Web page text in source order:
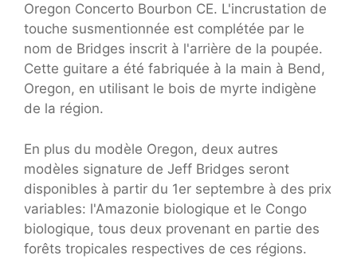
Oregon Concerto Bourbon CE. L'incrustation de
touche susmentionnée est complétée par le
nom de Bridges inscrit à l'arrière de la poupée.
Cette guitare a été fabriquée à la main à Bend,
Oregon, en utilisant le bois de myrte indigène
de la région.
En plus du modèle Oregon, deux autres
modèles signature de Jeff Bridges seront
disponibles à partir du 1er septembre à des prix
variables: l'Amazonie biologique et le Congo
biologique, tous deux provenant en partie des
forêts tropicales respectives de ces régions.